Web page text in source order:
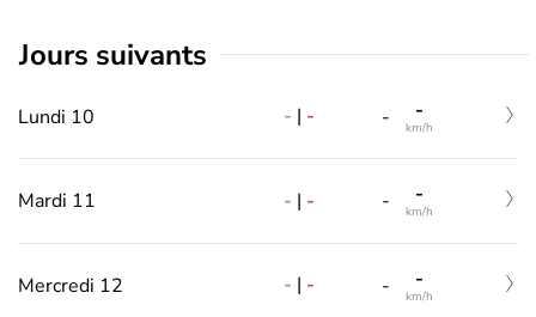
jours suivants
Lundi 10 - | - - -
km/h
Mardi 11 - | - - -
km/h
Mercredi 12 - | - - -
km/h